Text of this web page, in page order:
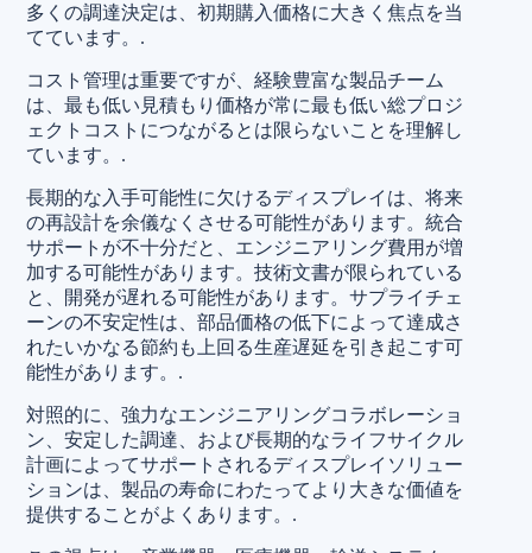
多くの調達決定は、初期購入価格に大きく焦点を当
てています。.
コスト管理は重要ですが、経験豊富な製品チーム
は、最も低い見積もり価格が常に最も低い総プロジ
ェクトコストにつながるとは限らないことを理解し
ています。.
長期的な入手可能性に欠けるディスプレイは、将来
の再設計を余儀なくさせる可能性があります。統合
サポートが不十分だと、エンジニアリング費用が増
加する可能性があります。技術文書が限られている
と、開発が遅れる可能性があります。サプライチェ
ーンの不安定性は、部品価格の低下によって達成さ
れたいかなる節約も上回る生産遅延を引き起こす可
能性があります。.
対照的に、強力なエンジニアリングコラボレーショ
ン、安定した調達、および長期的なライフサイクル
計画によってサポートされるディスプレイソリュー
ションは、製品の寿命にわたってより大きな価値を
提供することがよくあります。.